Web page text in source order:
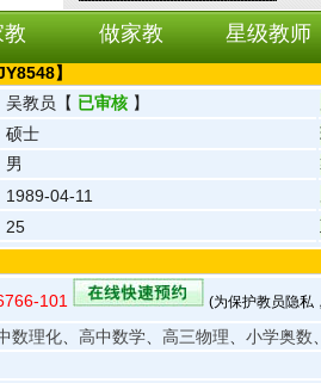
教 做家教 星级教师
】
吴教员 【 已审核 】
硕士
男
1989-04-11
25
101 (为保护教员隐私
数理化 高中数学 高三物理 小学奥数